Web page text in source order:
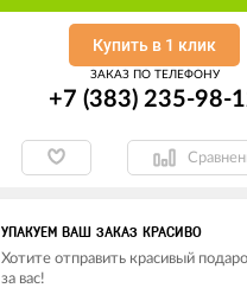
Купить в 1 клик
ЗАКАЗ ПО ТЕЛЕФОНУ
+7 (383) 235-98-
УПАКУЕМ ВАШ ЗАКАЗ КРАСИВО
Хотите отправить красивый
за вас!